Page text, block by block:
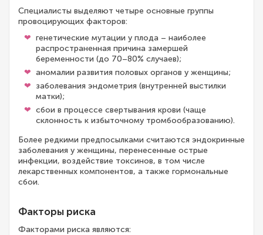
Специалисты выделяют четыре основные группы
провоцирующих факторов:
генетические мутации у плода – наиболее
распространенная причина замершей
беременности (до 70–80% случаев);
аномалии развития половых органов у женщины;
заболевания эндометрия (внутренней выстилки
матки);
сбои в процессе свертывания крови (чаще
склонность к избыточному тромбообразованию).
Более редкими предпосылками считаются эндокринные
заболевания у женщины, перенесенные острые
инфекции, воздействие токсинов, в том числе
лекарственных компонентов, а также гормональные
сбои.
Факторы риска
Факторами риска являются: